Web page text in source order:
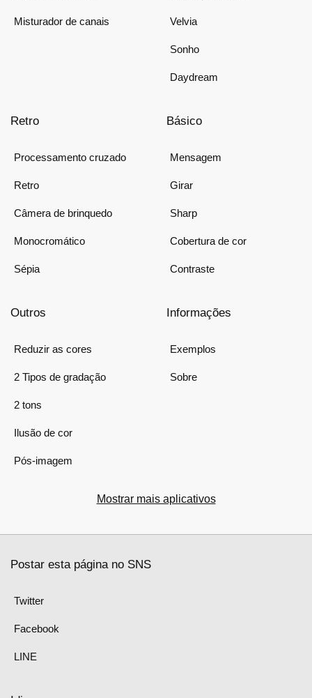
Misturador de canais Velvia
Sonho
Daydream
Retro
Processamento cruzado
Retro
Câmera de brinquedo
Monocromático
Sépia
Básico
Mensagem
Girar
Sharp
Cobertura de cor
Contraste
Outros
Reduzir as cores
2 Tipos de gradação
2 tons
Ilusão de cor
Pós-imagem
Informações
Exemplos
Sobre
Mostrar mais aplicativos
Postar esta página no SNS
Twitter
Facebook
LINE